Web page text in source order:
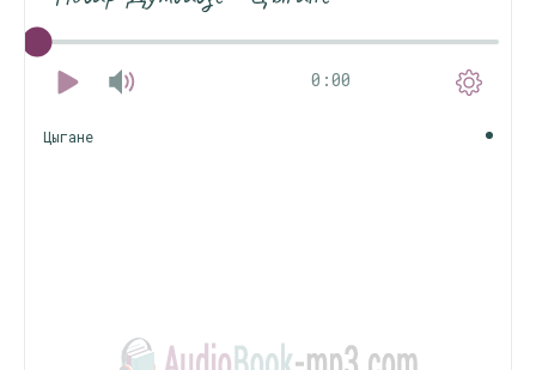
0:00
Цыгане